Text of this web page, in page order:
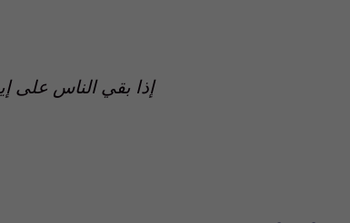
إذا بقي الناس على